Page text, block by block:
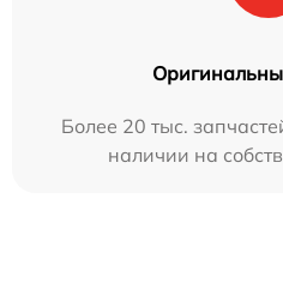
Более 20 тыс.
наличии на